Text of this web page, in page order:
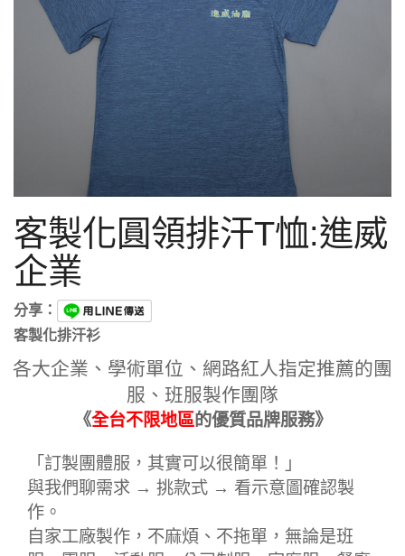
客製化圓領排汗T恤:進威
企業
分享：
客製化排汗衫
各大企業、學術單位、網路紅人指定推薦的團
服、班服製作團隊
《全台不限地區的優質品牌服務》
「訂製團體服，其實可以很簡單！」
與我們聊需求 → 挑款式 → 看示意圖確認製
作。
自家工廠製作，不麻煩、不拖單，無論是班